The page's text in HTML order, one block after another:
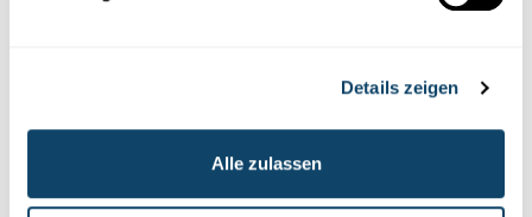
Details zeigen
Alle zulassen
Looss eng Béchs duerchsichteg ginn!
FNR